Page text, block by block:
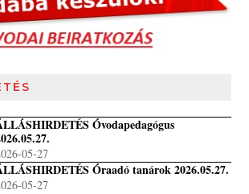
Óvodapedagógus
05-27
Óraadó tanárok 2026.05.27.
05-27